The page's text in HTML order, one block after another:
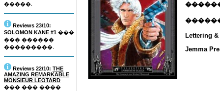
�����.
Reviews 23/10:
SOLOMON KANE #1 ���
��� ������
���������.
Reviews 22/10: THE
AMAZING REMARKABLE
MONSIEUR LEOTARD
��� ��� ����
Lettering
Jemma